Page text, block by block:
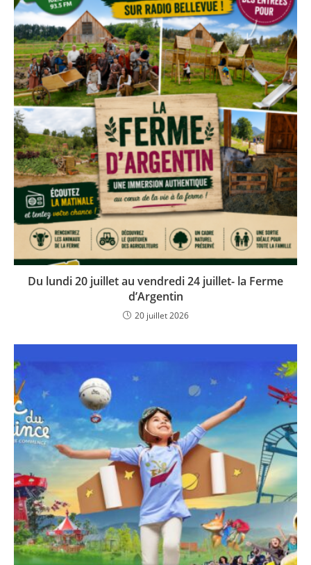
Du lundi 20 juillet au vendredi 24 juillet- la Ferme
d’Argentin
20 juillet 2026